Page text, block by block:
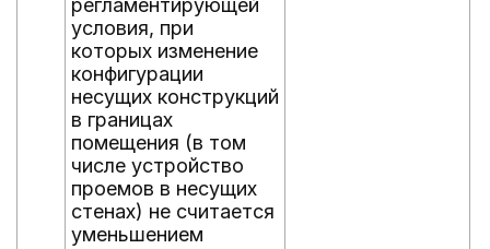
регламентирующей
условия, при
которых изменение
конфигурации
несущих конструкций
в границах
помещения (в том
числе устройство
проемов в несущих
стенах) не считается
уменьшением